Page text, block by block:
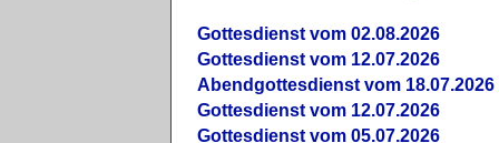
Gottesdienst vom 02.08.2026
Gottesdienst vom 12.07.2026
Abendgottesdienst vom 18.07.2026
Gottesdienst vom 12.07.2026
Gottesdienst vom 05.07.2026